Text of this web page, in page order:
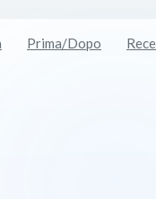
Prima/Dopo